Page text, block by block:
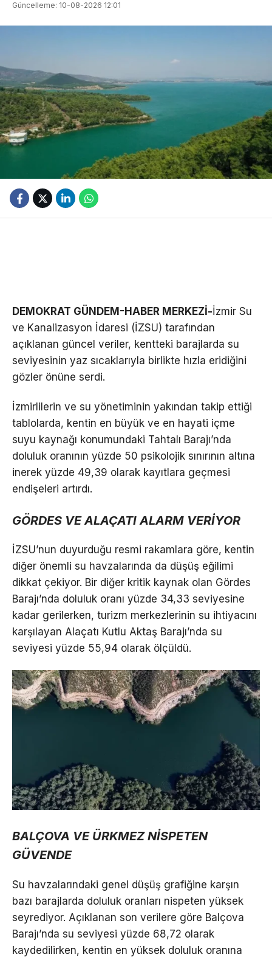
Güncelleme: 10-08-2026 12:01
DEMOKRAT GÜNDEM-HABER MERKEZİ-İzmir Su
ve Kanalizasyon İdaresi (İZSU) tarafından
açıklanan güncel veriler, kentteki barajlarda su
seviyesinin yaz sıcaklarıyla birlikte hızla eridiğini
gözler önüne serdi.
İzmirlilerin ve su yönetiminin yakından takip ettiği
tablolarda, kentin en büyük ve en hayati içme
suyu kaynağı konumundaki Tahtalı Barajı’nda
doluluk oranının yüzde 50 psikolojik sınırının altına
inerek yüzde 49,39 olarak kayıtlara geçmesi
endişeleri artırdı.
GÖRDES VE ALAÇATI ALARM VERİYOR
İZSU’nun duyurduğu resmi rakamlara göre, kentin
diğer önemli su havzalarında da düşüş eğilimi
dikkat çekiyor. Bir diğer kritik kaynak olan Gördes
Barajı’nda doluluk oranı yüzde 34,33 seviyesine
kadar gerilerken, turizm merkezlerinin su ihtiyacını
karşılayan Alaçatı Kutlu Aktaş Barajı’nda su
seviyesi yüzde 55,94 olarak ölçüldü.
BALÇOVA VE ÜRKMEZ NİSPETEN
GÜVENDE
Su havzalarındaki genel düşüş grafiğine karşın
bazı barajlarda doluluk oranları nispeten yüksek
seyrediyor. Açıklanan son verilere göre Balçova
Barajı’nda su seviyesi yüzde 68,72 olarak
kaydedilirken, kentin en yüksek doluluk oranına